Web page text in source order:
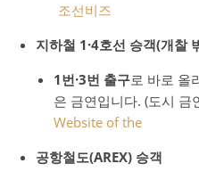
조선비즈
지하철 1·4호선 승객(개찰
1번·3번 출구로 바로 올
은 금연입니다. (도시 금
Website of the
공항철도(AREX) 승객